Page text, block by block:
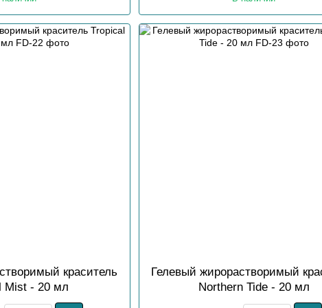
краситель
Mist - 20 мл
Гелевый жирорастворимый
Northern Tide - 20 мл